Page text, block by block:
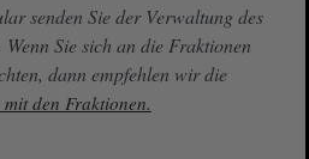
senden Sie der Verwaltung des
Sie sich an die Fraktionen
dann empfehlen wir die
den Fraktionen.